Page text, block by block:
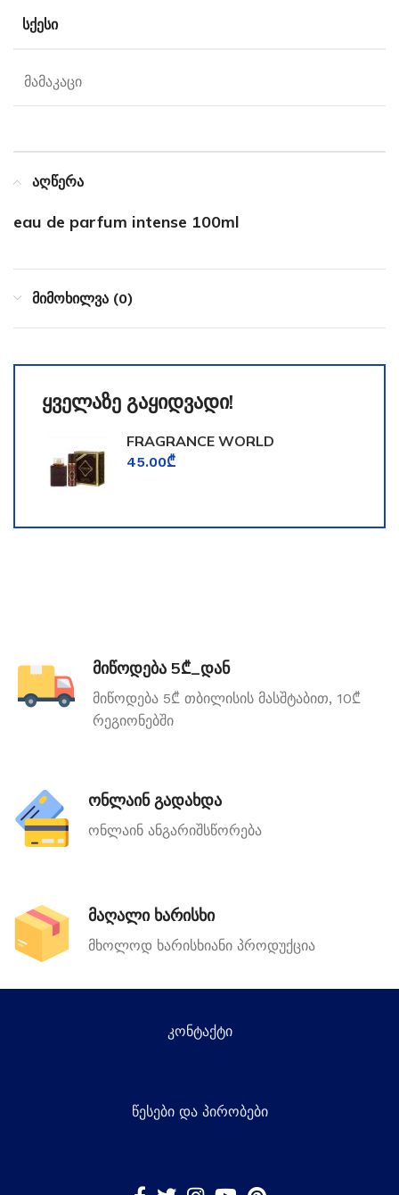
ᲡᲥᲔᲡᲘ
მამაკაცი
აღწერა
eau de parfum intense 100ml
მიმოხილვა (0)
ყველაზე გაყიდვადი!
FRAGRANCE WORLD
TOOMFORD
45.00₾
მიწოდება 5₾_დან
მიწოდება 5₾ თბილისის მასშტაბით, 10₾
რეგიონებში
ონლაინ გადახდა
ონლაინ ანგარიშსწორება
მაღალი ხარისხი
მხოლოდ ხარისხიანი პროდუქცია
კონტაქტი
წესები და პირობები